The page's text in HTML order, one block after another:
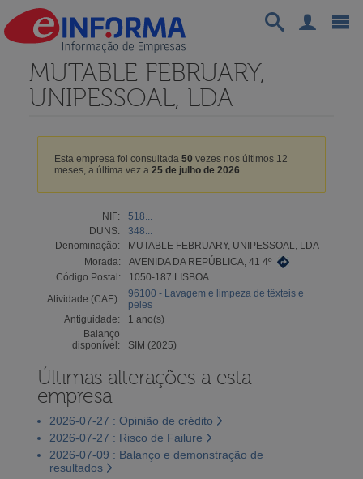
MUTABLE FEBRUARY,
UNIPESSOAL, LDA
Esta empresa foi consultada 50 vezes nos últimos 12
meses, a última vez a 25 de julho de 2026.
NIF:
518...
DUNS:
348...
Denominação:
MUTABLE FEBRUARY, UNIPESSOAL, LDA
Morada:
AVENIDA DA REPÚBLICA, 41 4º
Código Postal:
1050-187 LISBOA
Atividade (CAE):
96100 - Lavagem e limpeza de têxteis e
peles
Antiguidade:
1 ano(s)
Balanço
disponível:
SIM (2025)
Últimas alterações a esta
empresa
2026-07-27 : Opinião de crédito
2026-07-27 : Risco de Failure
2026-07-09 : Balanço e demonstração de
resultados